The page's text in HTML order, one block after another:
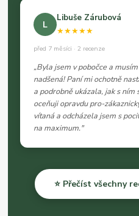
L
Libuše Zárubová
★★★★★
před 7 měsíci · 2 recenze
„Byla jsem v pobočce a
nadšená! Paní mi ochotně
a podrobně ukázala, jak s ním
oceňuji opravdu pro-
vítaná a odcházela jsem s
na maximum."
⭐ Přečíst všechny